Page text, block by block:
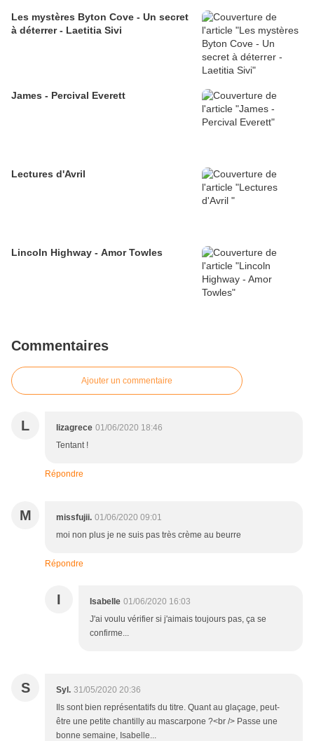
Les mystères Byton Cove - Un secret
à déterrer - Laetitia Sivi
James - Percival Everett
Lectures d'Avril
Lincoln Highway - Amor Towles
Commentaires
Ajouter un commentaire
L lizagrece 01/06/2020 18:46
Tentant !
Répondre
M missfujii. 01/06/2020 09:01
moi non plus je ne suis pas très crème au beurre
Répondre
I Isabelle 01/06/2020 16:03
J'ai voulu vérifier si j'aimais toujours pas, ça se
confirme...
S Syl. 31/05/2020 20:36
Ils sont bien représentatifs du titre. Quant au glaçage, peut-
être une petite chantilly au mascarpone ?<br /> Passe une
bonne semaine, Isabelle...